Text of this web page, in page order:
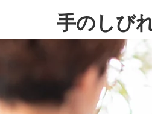
手のしび